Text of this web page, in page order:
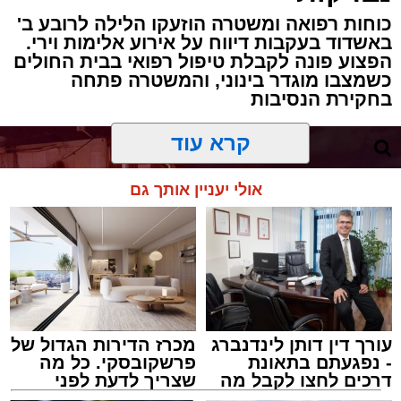
חבר מועצת העיר הרב מני אזולאי ומנכ"לית
הרשות הגב' סימונה מורלי - בהשתתפות למעלה
מאלף בחורי ישיבות, אברכים ותושבי העיר שגדשו
את אולם הפיס גור ברובע ז׳.
האירוע הענק התקיים כאמור ע"י 'המרכז למורשת'
ובשיתוף רשת ישיבות בין הזמנים 'חזון עובדיה'
מבית הרשות העירונית 'מהות' במסגרתה פועלות
עשרות נקודות של ישיבות בין הזמנים ברחבי העיר
שבהם לומדים מאות בחורי ישיבות במהלך
חופשת הקיץ.
במופע ששולב עם מלווה מלכה מוזיקלי הופיעו על
במה אחת אמן הרגש בנצי שטיין, הקומזיצר והיוצר
יצחק בן ארזה והזמר החסידי שמוליק קליין בליווי
תזמורת מורחבת בניצוחו של מאסטרו דני אבידני.
כוחות רפואה ומשטרה הוזעקו הלילה לרובע ב'
באשדוד בעקבות דיווח על אירוע אלימות וירי.
הפצוע פונה לקבלת טיפול רפואי בבית החולים
כשמצבו מוגדר בינוני, והמשטרה פתחה
בחקירת הנסיבות
קרא עוד
אולי יעניין אותך גם
עורך דין דותן לינדנברג
- נפגעתם בתאונת
דרכים לחצו לקבל מה
מכרז הדירות הגדול של
פרשקובסקי. כל מה
שצריך לדעת לפני